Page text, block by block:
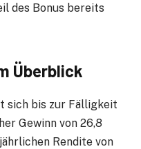
des Bonus bereits
Überblick
sich bis zur Fälligkeit
Gewinn von 26,8
Rendite von